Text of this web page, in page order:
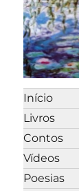
Início
Livros
Contos
Vídeos
Poesias